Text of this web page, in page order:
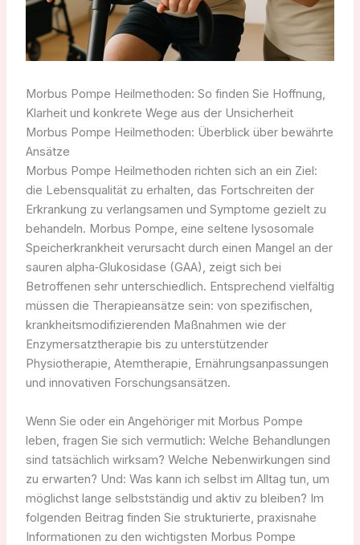
Morbus Pompe Heilmethoden: So finden Sie Hoffnung,
Klarheit und konkrete Wege aus der Unsicherheit
Morbus Pompe Heilmethoden: Überblick über bewährte
Ansätze
Morbus Pompe Heilmethoden richten sich an ein Ziel:
die Lebensqualität zu erhalten, das Fortschreiten der
Erkrankung zu verlangsamen und Symptome gezielt zu
behandeln. Morbus Pompe, eine seltene lysosomale
Speicherkrankheit verursacht durch einen Mangel an der
sauren alpha‑Glukosidase (GAA), zeigt sich bei
Betroffenen sehr unterschiedlich. Entsprechend vielfältig
müssen die Therapieansätze sein: von spezifischen,
krankheitsmodifizierenden Maßnahmen wie der
Enzymersatztherapie bis zu unterstützender
Physiotherapie, Atemtherapie, Ernährungsanpassungen
und innovativen Forschungsansätzen.
Wenn Sie oder ein Angehöriger mit Morbus Pompe
leben, fragen Sie sich vermutlich: Welche Behandlungen
sind tatsächlich wirksam? Welche Nebenwirkungen sind
zu erwarten? Und: Was kann ich selbst im Alltag tun, um
möglichst lange selbstständig und aktiv zu bleiben? Im
folgenden Beitrag finden Sie strukturierte, praxisnahe
Informationen zu den wichtigsten Morbus Pompe